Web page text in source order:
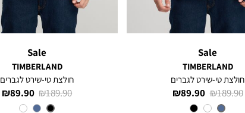
Sale
TIMBERLAND
חולצת טי-שירט לגברים
מחיר
מוצר
89.90 ₪
מחיר
189.90 ₪
צבע
DARK
Sale
TIMBERLAND
חולצת טי-שירט לגברים
מחיר
מוצר
89.90 ₪
מחיר
189.90 ₪
צבע
Black